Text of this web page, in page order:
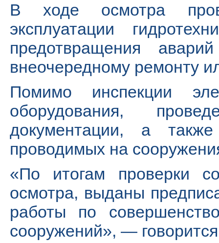
В ходе осмотра
эксплуатации
предотвращения
внеочередному ремонту
Помимо инспекции
оборудования,
документации, а
проводимых на
«По итогам проверки
осмотра, выданы
работы по
сооружений», —